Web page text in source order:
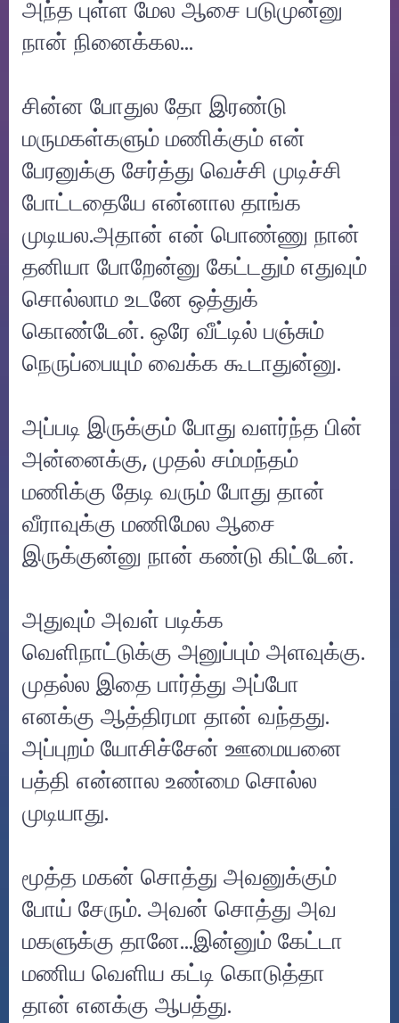
அந்த புள்ள மேல ஆசை படுமுன்னு
நான் நினைக்கல…
சின்ன போதுல தோ இரண்டு
மருமகள்களும் மணிக்கும் என்
பேரனுக்கு சேர்த்து வெச்சி முடிச்சி
போட்டதையே என்னால தாங்க
முடியல.அதான் என் பொண்ணு நான்
தனியா போறேன்னு கேட்டதும் எதுவும்
சொல்லாம உடனே ஒத்துக்
கொண்டேன். ஒரே வீட்டில் பஞ்சும்
நெருப்பையும் வைக்க கூடாதுன்னு.
அப்படி இருக்கும் போது வளர்ந்த பின்
அன்னைக்கு, முதல் சம்மந்தம்
மணிக்கு தேடி வரும் போது தான்
வீராவுக்கு மணிமேல ஆசை
இருக்குன்னு நான் கண்டு கிட்டேன்.
அதுவும் அவள் படிக்க
வெளிநாட்டுக்கு அனுப்பும் அளவுக்கு.
முதல்ல இதை பார்த்து அப்போ
எனக்கு ஆத்திரமா தான் வந்தது.
அப்புறம் யோசிச்சேன் ஊமையனை
பத்தி என்னால உண்மை சொல்ல
முடியாது.
மூத்த மகன் சொத்து அவனுக்கும்
போய் சேரும். அவன் சொத்து அவ
மகளுக்கு தானே...இன்னும் கேட்டா
மணிய வெளிய கட்டி கொடுத்தா
தான் எனக்கு ஆபத்து.